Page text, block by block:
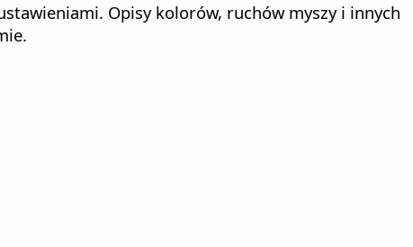
Opisy kolorów, ruchów myszy i innych